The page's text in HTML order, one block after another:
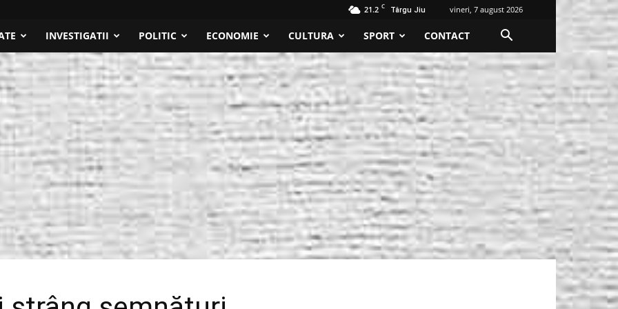
21.2 C Târgu Jiu vineri, 7 august 2026
INVESTIGATII POLITIC ECONOMIE CULTURA SPORT CONTACT